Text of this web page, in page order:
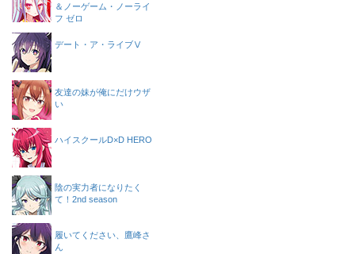
＆ノーゲーム・ノーライ
フ ゼロ
デート・ア・ライブⅤ
友達の妹が俺にだけウザ
い
ハイスクールD×D HERO
陰の実力者になりたく
て！2nd season
履いてください、鷹峰さ
ん